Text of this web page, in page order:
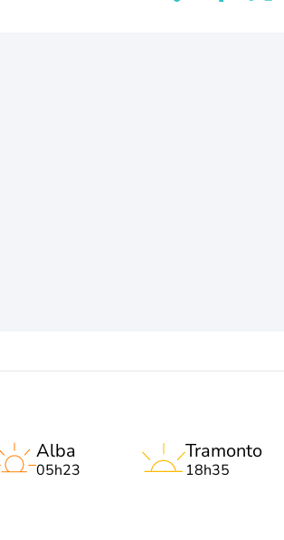
Alba
05h23
Tramonto
18h35